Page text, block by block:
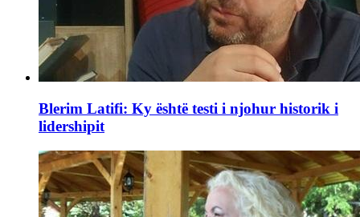
Blerim Latifi: Ky është testi i njohur historik i
lidershipit